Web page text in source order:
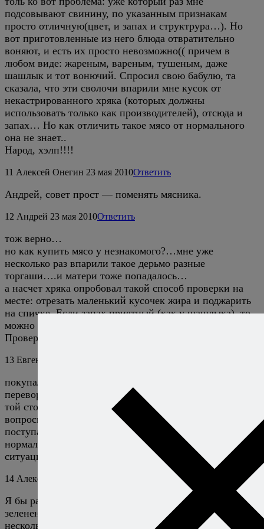
подсовывают свинину, по указанным признакам
просто отличную(цвет, и запах и структрура…). Но
вот приготовленные из него блюда отвратительно
воняют, и есть их просто невозможно(( причем в
любом виде: жареным, вареным, тушеным, даже
шашлык и тот вонючий. Спросил свою бабулю, та
сказала, что эти сволочи впарили мне кусок от
некастрированного хряка (которых должны
использовать только как производителей), отсюда и
запах… Но как отличить такое мясо от нормального
она не знает..
Народ, хэлп!!!!
11 Алексей Онегин 23 мая 2010Ответить
Андрей, совет прост — поменять мясника.
12 Андрей 23 мая 2010Ответить
тож верно…
но как купить мясо у незнакомого?…мне уже
несколько раз впарили такое дерьмо разные
торгаши….и матери тоже попадалось…
а насчет хряка опробовал такой способ проверки на
месте: отрезать маленький кусочек жира и поджарить
на спичке. Если запах приятный (как у шашлыка), то
можно брать, если воняет дерьмом — точно хряк.
Проверял, работает.
13 Евгения
покупала в супермаркете свинину, женщина продавец
переворачивала кусочки на которые я показывала и с
той стороны они все были зеленого оттенка. на мои
вопросы она ответила так-ну конечно воздух туда не
поступает вот и цвет зелененький, берите, это
нормально. Подскажите как реагировать в такой
ситуации
14 Алексей Онегин
Я бы развернулся и ушел — за пару часов цвет
зелененький не появится, а если мясо лежит там
несколько дней, то это вряд ли вас обрадует, и совсем